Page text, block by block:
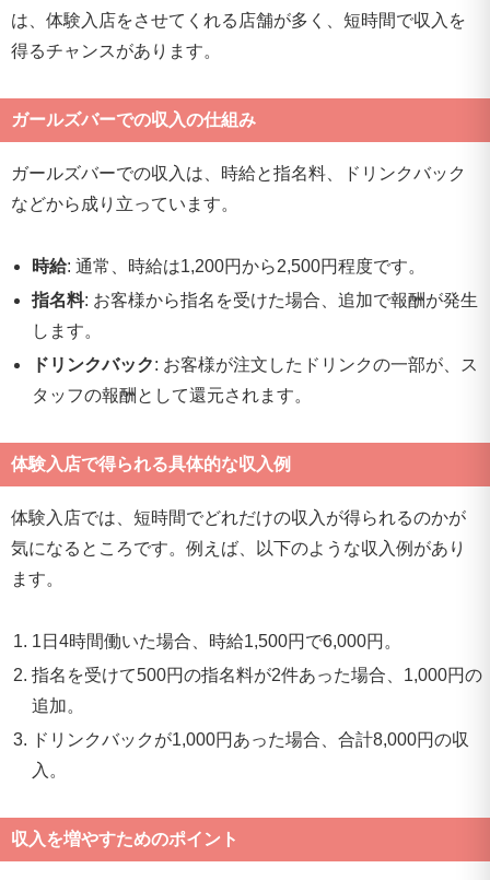
は、体験入店をさせてくれる店舗が多く、短時間で収入を
得るチャンスがあります。
ガールズバーでの収入の仕組み
ガールズバーでの収入は、時給と指名料、ドリンクバック
などから成り立っています。
時給: 通常、時給は1,200円から2,500円程度です。
指名料: お客様から指名を受けた場合、追加で報酬が発生
します。
ドリンクバック: お客様が注文したドリンクの一部が、ス
タッフの報酬として還元されます。
体験入店で得られる具体的な収入例
体験入店では、短時間でどれだけの収入が得られるのかが
気になるところです。例えば、以下のような収入例があり
ます。
1日4時間働いた場合、時給1,500円で6,000円。
指名を受けて500円の指名料が2件あった場合、1,000円の
追加。
ドリンクバックが1,000円あった場合、合計8,000円の収
入。
収入を増やすためのポイント